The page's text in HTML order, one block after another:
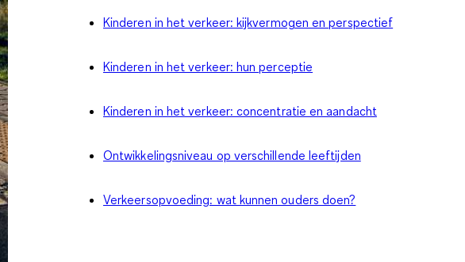
Kinderen in het verkeer: kijkvermogen en perspectief
Kinderen in het verkeer: hun perceptie
Kinderen in het verkeer: concentratie en aandacht
Ontwikkelingsniveau op verschillende leeftijden
Verkeersopvoeding: wat kunnen ouders doen?